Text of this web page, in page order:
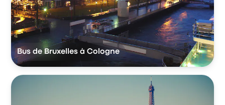
Bus de Bruxelles à Cologne